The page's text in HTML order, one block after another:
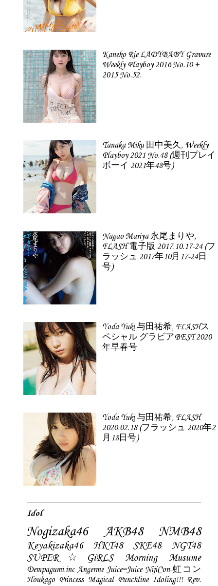
Kaneko Rie LADYBABY Gravure
Weekly Playboy 2016 No.10 +
2015 No.52.
Tanaka Miku 田中美久, Weekly
Playboy 2021 No.48 (週刊プレイ
ボーイ 2021年48号)
Nagao Mariya 永尾まりや,
FLASH 電子版 2017.10.17-24 (フ
ラッシュ 2017年10月17-24日
号)
Yoda Yuki 与田祐希, FLASHス
ペシャル グラビアBEST 2020
年早春号
Yoda Yuki 与田祐希, FLASH
2020.02.18 (フラッシュ 2020年2
月18日号)
Idol
Nogizaka46 AKB48 NMB48
Keyakizaka46 HKT48 SKE48
NGT48
SUPER☆GiRLS
Morning Musume
Dempagumi.inc Angerme Juice=Juice NijiCon-虹コン
Houkago Princess Magical Punchline Idoling!!! Rev.